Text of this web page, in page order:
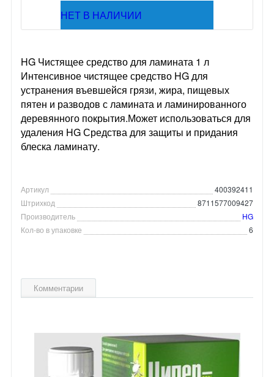
НЕТ В НАЛИЧИИ
HG Чистящее средство для ламината 1 л
Интенсивное чистящее средство HG для
устранения въевшейся грязи, жира, пищевых
пятен и разводов с ламината и ламинированного
деревянного покрытия.Может использоваться для
удаления HG Средства для защиты и придания
блеска ламинату.
Артикул
400392411
Штрихкод
8711577009427
Производитель
HG
Кол-во в упаковке
6
Комментарии